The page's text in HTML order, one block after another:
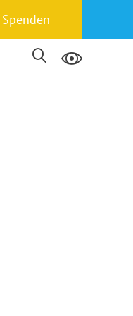
Spenden